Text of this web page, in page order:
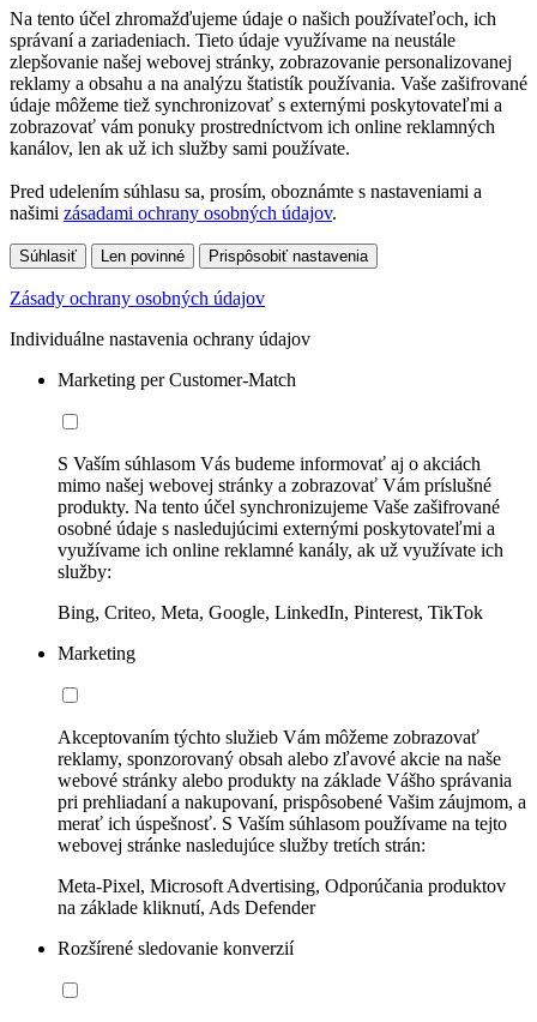
Na tento účel zhromažďujeme údaje o našich používateľoch, ich
správaní a zariadeniach. Tieto údaje využívame na neustále
zlepšovanie našej webovej stránky, zobrazovanie personalizovanej
reklamy a obsahu a na analýzu štatistík používania. Vaše zašifrované
údaje môžeme tiež synchronizovať s externými poskytovateľmi a
zobrazovať vám ponuky prostredníctvom ich online reklamných
kanálov, len ak už ich služby sami používate.
Pred udelením súhlasu sa, prosím, oboznámte s nastaveniami a
našimi zásadami ochrany osobných údajov.
Súhlasiť Len povinné Prispôsobiť nastavenia
Zásady ochrany osobných údajov
Individuálne nastavenia ochrany údajov
Marketing per Customer-Match
S Vaším súhlasom Vás budeme informovať aj o akciách
mimo našej webovej stránky a zobrazovať Vám príslušné
produkty. Na tento účel synchronizujeme Vaše zašifrované
osobné údaje s nasledujúcimi externými poskytovateľmi a
využívame ich online reklamné kanály, ak už využívate ich
služby:
Bing, Criteo, Meta, Google, LinkedIn, Pinterest, TikTok
Marketing
Akceptovaním týchto služieb Vám môžeme zobrazovať
reklamy, sponzorovaný obsah alebo zľavové akcie na naše
webové stránky alebo produkty na základe Vášho správania
pri prehliadaní a nakupovaní, prispôsobené Vašim záujmom, a
merať ich úspešnosť. S Vaším súhlasom používame na tejto
webovej stránke nasledujúce služby tretích strán:
Meta-Pixel, Microsoft Advertising, Odporúčania produktov
na základe kliknutí, Ads Defender
Rozšírené sledovanie konverzií